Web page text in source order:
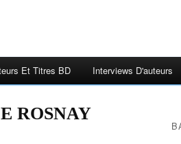
Et Titres BD Interviews D'auteurs
ROSNAY